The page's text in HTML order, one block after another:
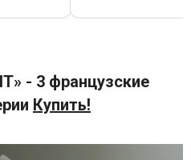
- 3 французские
Купить!